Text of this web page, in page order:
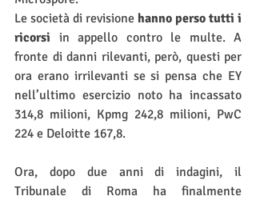
Le società di revisione hanno perso tutti i
ricorsi in appello contro le multe. A
fronte di danni rilevanti, però, questi per
ora erano irrilevanti se si pensa che EY
nell’ultimo esercizio noto ha incassato
314,8 milioni, Kpmg 242,8 milioni, PwC
224 e Deloitte 167,8.
Ora, dopo due anni di indagini, il
Tribunale di Roma ha finalmente